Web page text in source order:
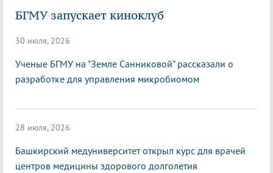
БГМУ запускает киноклуб
30 июля, 2026
Ученые БГМУ на "Земле Санниковой" рассказали о
разработке для управления микробиомом
28 июля, 2026
Башкирский медуниверситет открыл курс для врачей
центров медицины здорового долголетия